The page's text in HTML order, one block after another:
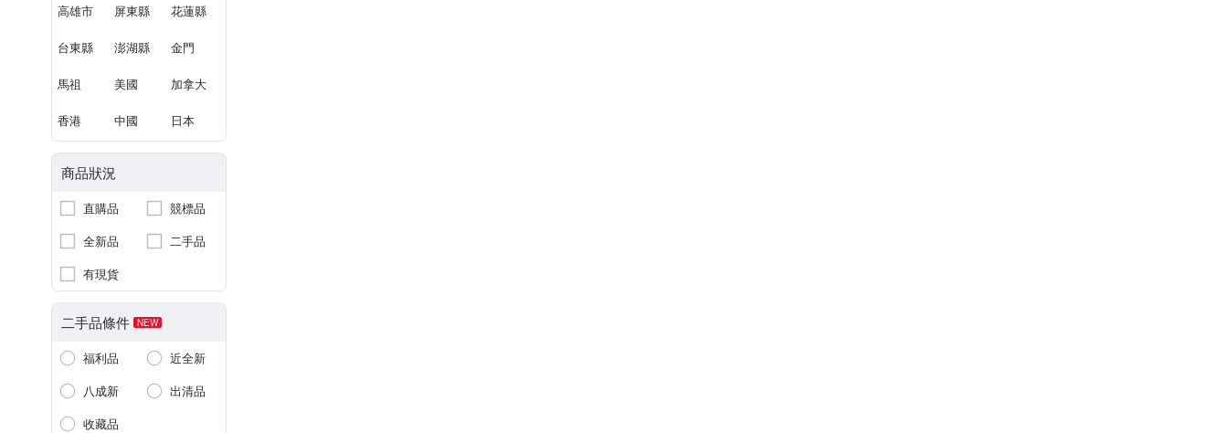
高雄市 屏東縣 花蓮縣
台東縣 澎湖縣 金門
馬祖 美國 加拿大
香港 中國 日本
商品狀況
直購品
競標品
全新品
二手品
有現貨
二手品條件 NEW
福利品
近全新
八成新
出清品
收藏品